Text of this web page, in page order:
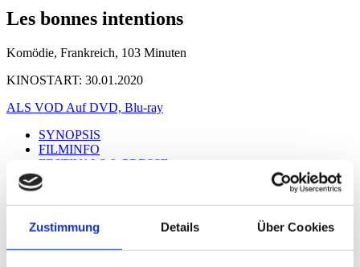
Zustimmung Details Über Cookies
Les bonnes intentions
Komödie, Frankreich, 103 Minuten
KINOSTART: 30.01.2020
ALS VOD Auf DVD, Blu-ray
SYNOPSIS
FILMINFO
FESTIVALS & PRESSE
CAST & CREW
REGIE
TRAILER
GALERIE
DOWNLOAD